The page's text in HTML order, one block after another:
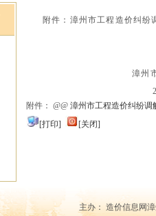
附件：漳州市工程造价纠纷
漳州
附件： @@ 漳州市工程造价纠纷调
[打印]
[关闭]
主办： 造价信息网